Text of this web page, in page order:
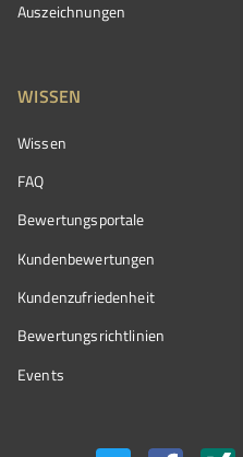
Auszeichnungen
WISSEN
Wissen
FAQ
Bewertungsportale
Kundenbewertungen
Kundenzufriedenheit
Bewertungs­richtlinien
Events